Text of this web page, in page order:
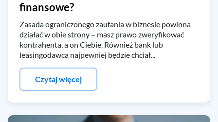
finansowe?
Zasada ograniczonego zaufania w biznesie powinna
działać w obie strony – masz prawo zweryfikować
kontrahenta, a on Ciebie. Również bank lub
leasingodawca najpewniej będzie chciał...
Czytaj więcej